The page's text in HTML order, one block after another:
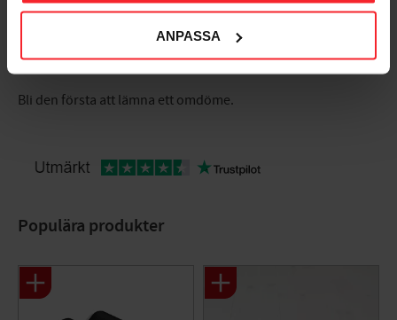
ANPASSA
Bli den första att lämna ett omdöme.
Populära produkter